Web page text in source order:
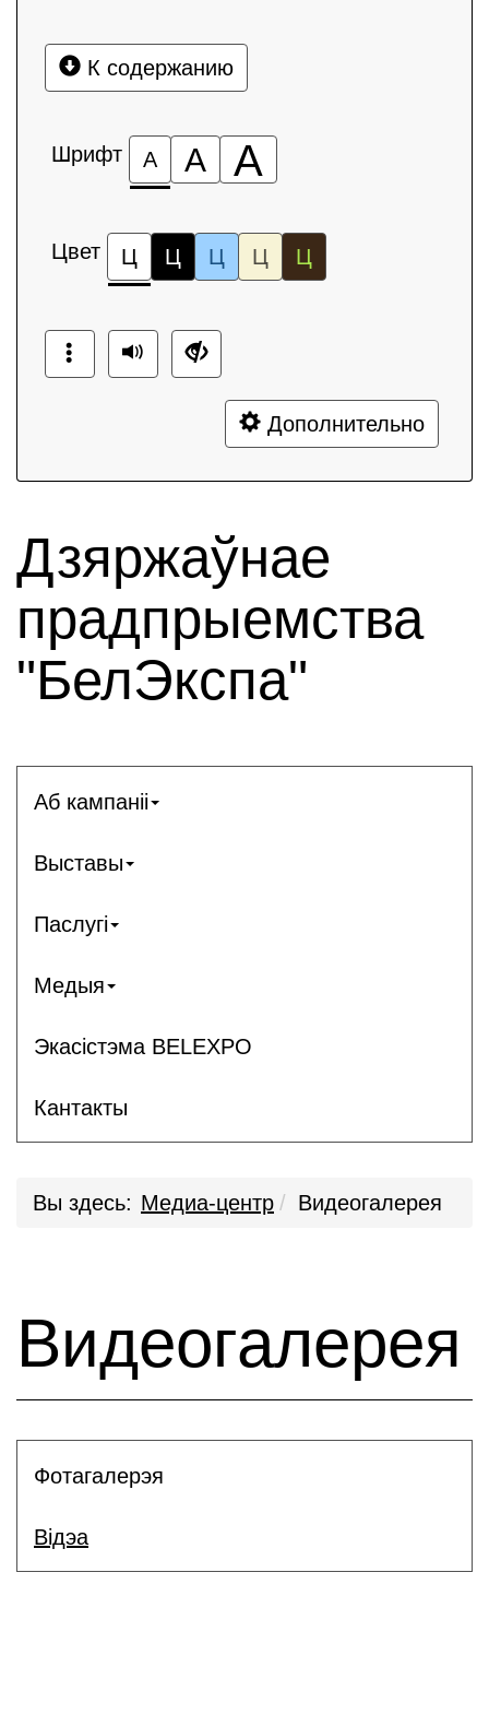
К содержанию
Шрифт А А А
Цвет Ц Ц Ц Ц Ц
Дополнительно
Дзяржаўнае
прадпрыемства
"БелЭкспа"
Аб кампаніі
Выставы
Паслугі
Медыя
Экасістэма BELEXPO
Кантакты
Вы здесь: Медиа-центр Видеогалерея
Видеогалерея
Фотагалерэя
Відэа